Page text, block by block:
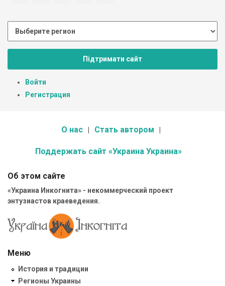
Підтримати сайт
Войти
Регистрация
О нас Стать автором
Поддержать сайт «Украина Украина»
Об этом сайте
«Украина Инкогнита» - некоммерческий проект
энтузиастов краеведения.
Меню
История и традиции
Регионы Украины